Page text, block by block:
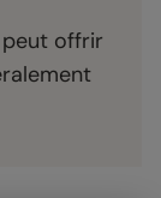
peut offrir